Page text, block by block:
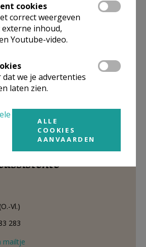
diaken
26
Vl.)
283
mailtje
cookies
correct weergeven
inhoud,
Youtube-video.
we je advertenties
laten zien.
ALLE
COOKIES
AANVAARDEN